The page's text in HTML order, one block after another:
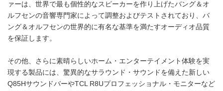
ァーは、世界で最も個性的なスピーカーを作り上げたバング＆オ
ルフセンの音響専門家によって調整およびテストされており、バ
ング＆オルフセンの世界的に有名な基準を満たすオーディオ品質
を保証します。
その他、さらに素晴らしいホーム・エンターテイメント体験を実
現する製品には、驚異的なサラウンド・サウンドを備えた新しい
Q85HサウンドバーやTCL R8Uプロフェッショナル・モニターなど